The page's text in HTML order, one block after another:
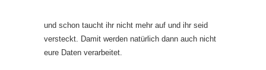
und schon taucht ihr nicht mehr auf und ihr seid
versteckt. Damit werden natürlich dann auch nicht
eure Daten verarbeitet.